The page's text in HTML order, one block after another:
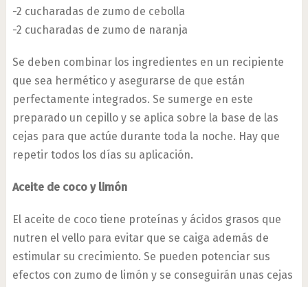
-2 cucharadas de zumo de cebolla
-2 cucharadas de zumo de naranja
Se deben combinar los ingredientes en un recipiente
que sea hermético y asegurarse de que están
perfectamente integrados. Se sumerge en este
preparado un cepillo y se aplica sobre la base de las
cejas para que actúe durante toda la noche. Hay que
repetir todos los días su aplicación.
Aceite de coco y limón
El aceite de coco tiene proteínas y ácidos grasos que
nutren el vello para evitar que se caiga además de
estimular su crecimiento. Se pueden potenciar sus
efectos con zumo de limón y se conseguirán unas cejas